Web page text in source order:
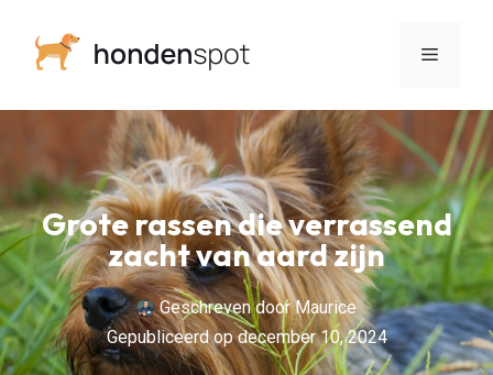
Grote rassen die verrassend
zacht van aard zijn
Geschreven doorMaurice
Gepubliceerd opdecember 10, 2024